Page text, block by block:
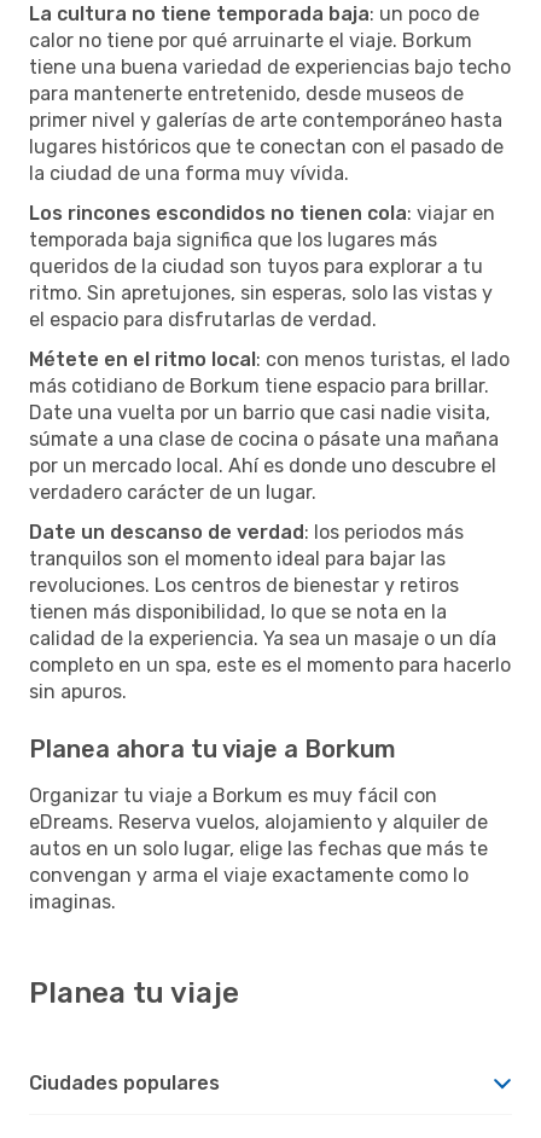
La cultura no tiene temporada baja: un poco de
calor no tiene por qué arruinarte el viaje. Borkum
tiene una buena variedad de experiencias bajo techo
para mantenerte entretenido, desde museos de
primer nivel y galerías de arte contemporáneo hasta
lugares históricos que te conectan con el pasado de
la ciudad de una forma muy vívida.
Los rincones escondidos no tienen cola: viajar en
temporada baja significa que los lugares más
queridos de la ciudad son tuyos para explorar a tu
ritmo. Sin apretujones, sin esperas, solo las vistas y
el espacio para disfrutarlas de verdad.
Métete en el ritmo local: con menos turistas, el lado
más cotidiano de Borkum tiene espacio para brillar.
Date una vuelta por un barrio que casi nadie visita,
súmate a una clase de cocina o pásate una mañana
por un mercado local. Ahí es donde uno descubre el
verdadero carácter de un lugar.
Date un descanso de verdad: los periodos más
tranquilos son el momento ideal para bajar las
revoluciones. Los centros de bienestar y retiros
tienen más disponibilidad, lo que se nota en la
calidad de la experiencia. Ya sea un masaje o un día
completo en un spa, este es el momento para hacerlo
sin apuros.
Planea ahora tu viaje a Borkum
Organizar tu viaje a Borkum es muy fácil con
eDreams. Reserva vuelos, alojamiento y alquiler de
autos en un solo lugar, elige las fechas que más te
convengan y arma el viaje exactamente como lo
imaginas.
Planea tu viaje
Ciudades populares